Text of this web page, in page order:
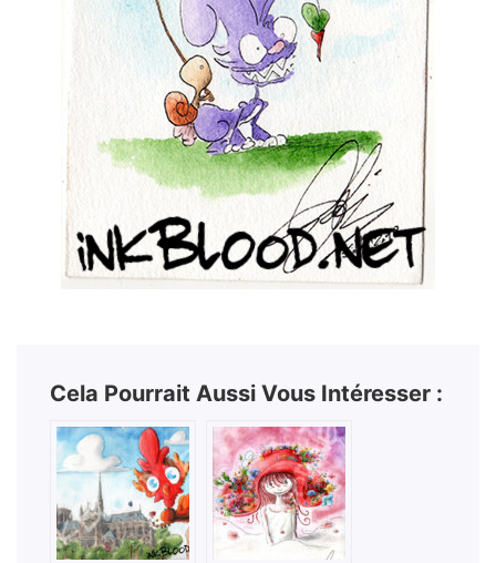
Cela Pourrait Aussi Vous Intéresser :